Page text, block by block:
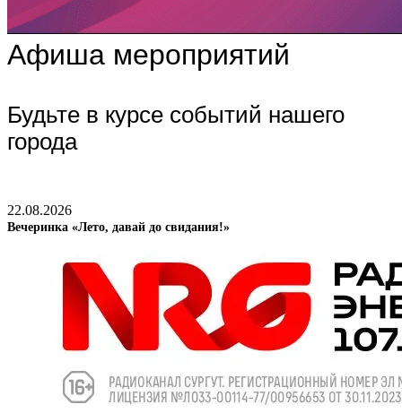
Афиша мероприятий
Будьте в курсе событий нашего
города
22.08.2026
Вечеринка «Лето, давай до свидания!»